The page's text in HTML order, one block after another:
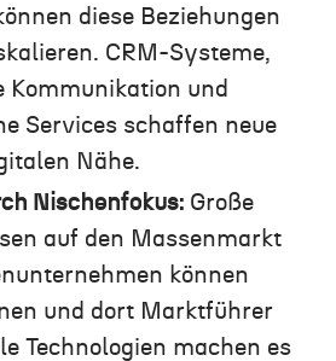
diese Beziehungen
CRM-Systeme,
Kommunikation und
Services schaffen neue
Nähe.
Nischenfokus: Große
auf den Massenmarkt
können
und dort Marktführer
Technologien machen es